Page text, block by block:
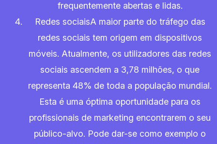
frequentemente abertas e lidas.
Redes sociaisA maior parte do tráfego das
redes sociais tem origem em dispositivos
móveis. Atualmente, os utilizadores das redes
sociais ascendem a 3,78 milhões, o que
representa 48% de toda a população mundial.
Esta é uma óptima oportunidade para os
profissionais de marketing encontrarem o seu
público-alvo. Pode dar-se como exemplo o